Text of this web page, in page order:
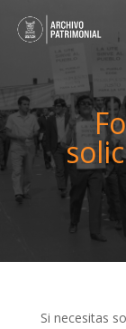
Si necesitas